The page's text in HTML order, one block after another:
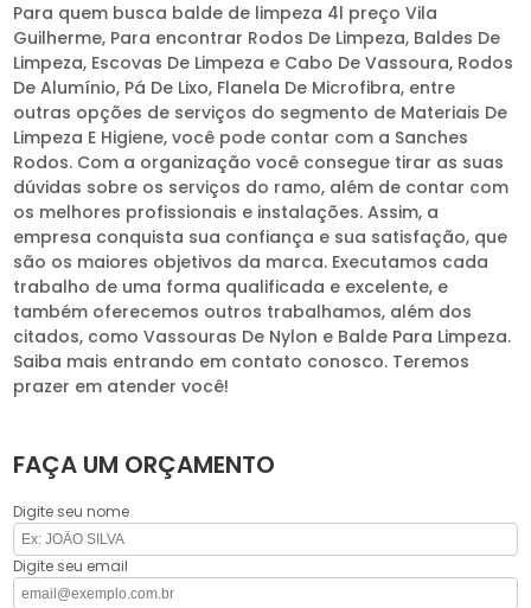
Para quem busca balde de limpeza 4l preço Vila
Guilherme, Para encontrar Rodos De Limpeza, Baldes De
Limpeza, Escovas De Limpeza e Cabo De Vassoura, Rodos
De Alumínio, Pá De Lixo, Flanela De Microfibra, entre
outras opções de serviços do segmento de Materiais De
Limpeza E Higiene, você pode contar com a Sanches
Rodos. Com a organização você consegue tirar as suas
dúvidas sobre os serviços do ramo, além de contar com
os melhores profissionais e instalações. Assim, a
empresa conquista sua confiança e sua satisfação, que
são os maiores objetivos da marca. Executamos cada
trabalho de uma forma qualificada e excelente, e
também oferecemos outros trabalhamos, além dos
citados, como Vassouras De Nylon e Balde Para Limpeza.
Saiba mais entrando em contato conosco. Teremos
prazer em atender você!
FAÇA UM ORÇAMENTO
Digite seu nome
Digite seu email